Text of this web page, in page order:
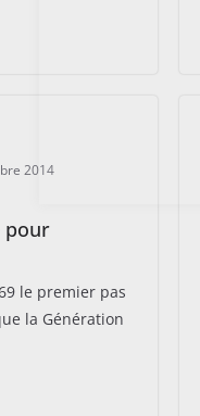
2014
pour
le premier pas
la Génération